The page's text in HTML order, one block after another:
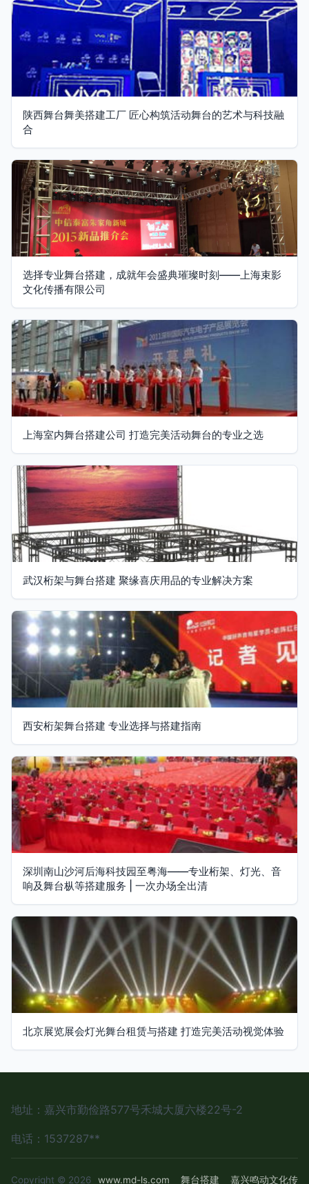
陕西舞台舞美搭建工厂 匠心构筑活动舞台的艺术与科技融
合
选择专业舞台搭建，成就年会盛典璀璨时刻——上海束影
文化传播有限公司
上海室内舞台搭建公司 打造完美活动舞台的专业之选
武汉桁架与舞台搭建 聚缘喜庆用品的专业解决方案
西安桁架舞台搭建 专业选择与搭建指南
深圳南山沙河后海科技园至粤海——专业桁架、灯光、音
响及舞台枞等搭建服务 | 一次办场全出清
北京展览展会灯光舞台租赁与搭建 打造完美活动视觉体验
地址：嘉兴市勤俭路577号禾城大厦六楼22号-2
电话：1537287**
Copyright © 2026 www.md-ls.com 舞台搭建 嘉兴鸣动文化传